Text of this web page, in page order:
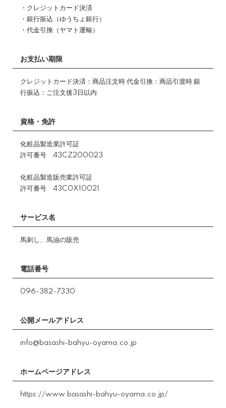
・クレジットカード決済
・銀行振込（ゆうちょ銀行）
・代金引換（ヤマト運輸）
お支払い期限
クレジットカード決済：商品注文時 代金引換：商品引渡時 銀
行振込：ご注文後3日以内
資格・免許
化粧品製造業許可証
許可番号 43CZ200023
化粧品製造販売業許可証
許可番号 43C0X10021
サービス名
馬刺し、馬油の販売
電話番号
096-382-7330
公開メールアドレス
info@basashi-bahyu-oyama.co.jp
ホームページアドレス
https://www.basashi-bahyu-oyama.co.jp/